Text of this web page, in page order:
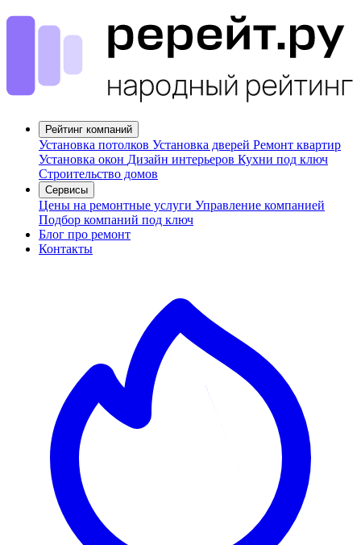
Рейтинг компаний
Установка потолков Установка дверей Ремонт квартир
Установка окон Дизайн интерьеров Кухни под ключ
Строительство домов
Сервисы
Цены на ремонтные услуги Управление компанией
Подбор компаний под ключ
Блог про ремонт
Контакты